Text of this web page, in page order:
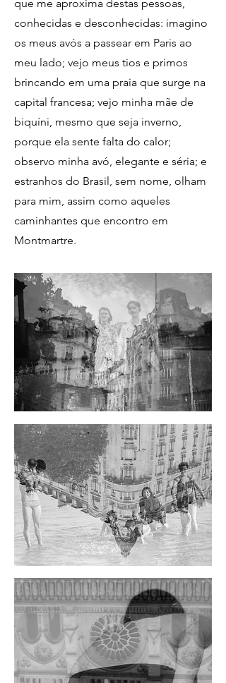
que me aproxima destas pessoas,
conhecidas e desconhecidas: imagino
os meus avós a passear em Paris ao
meu lado; vejo meus tios e primos
brincando em uma praia que surge na
capital francesa; vejo minha mãe de
biquíni, mesmo que seja inverno,
porque ela sente falta do calor;
observo minha avó, elegante e séria; e
estranhos do Brasil, sem nome, olham
para mim, assim como aqueles
caminhantes que encontro em
Montmartre.